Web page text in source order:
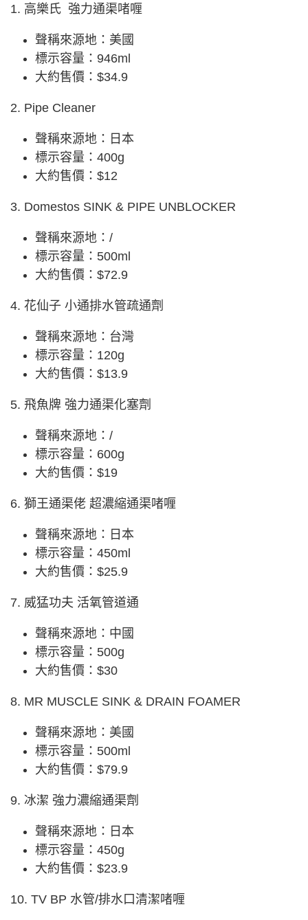
1. 高樂氏 強力通渠啫喱
聲稱來源地：美國
標示容量：946ml
大約售價：$34.9
2. Pipe Cleaner
聲稱來源地：日本
標示容量：400g
大約售價：$12
3. Domestos SINK & PIPE UNBLOCKER
聲稱來源地：/
標示容量：500ml
大約售價：$72.9
4. 花仙子 小通排水管疏通劑
聲稱來源地：台灣
標示容量：120g
大約售價：$13.9
5. 飛魚牌 強力通渠化塞劑
聲稱來源地：/
標示容量：600g
大約售價：$19
6. 獅王通渠佬 超濃縮通渠啫喱
聲稱來源地：日本
標示容量：450ml
大約售價：$25.9
7. 威猛功夫 活氧管道通
聲稱來源地：中國
標示容量：500g
大約售價：$30
8. MR MUSCLE SINK & DRAIN FOAMER
聲稱來源地：美國
標示容量：500ml
大約售價：$79.9
9. 冰潔 強力濃縮通渠劑
聲稱來源地：日本
標示容量：450g
大約售價：$23.9
10. TV BP 水管/排水口清潔啫喱